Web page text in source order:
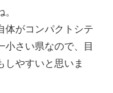
体がコンパクトシテ
小さい県なので、目
しやすいと思いま